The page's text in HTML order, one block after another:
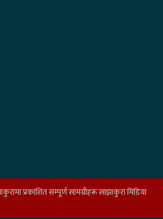
प्रकाशित सम्पूर्ण सामग्रीहरू साझाकुरा मिडिया